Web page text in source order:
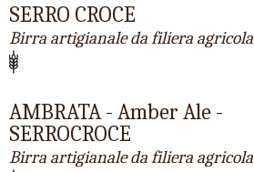
SERRO CROCE
Birra artigianale da filiera agricola
AMBRATA - Amber Ale -
SERROCROCE
Birra artigianale da filiera agricola